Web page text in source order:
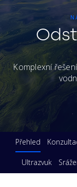
Komplexní
Přehled
Ultrazvuk